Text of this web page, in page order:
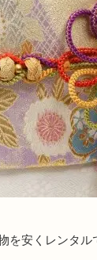
安くレンタル